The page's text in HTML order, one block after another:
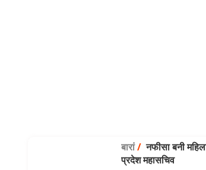
बारां/नफीसा बनी
प्रदेश महासचिव